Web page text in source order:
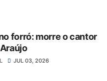
forró: morre o cantor
JUL 03, 2026